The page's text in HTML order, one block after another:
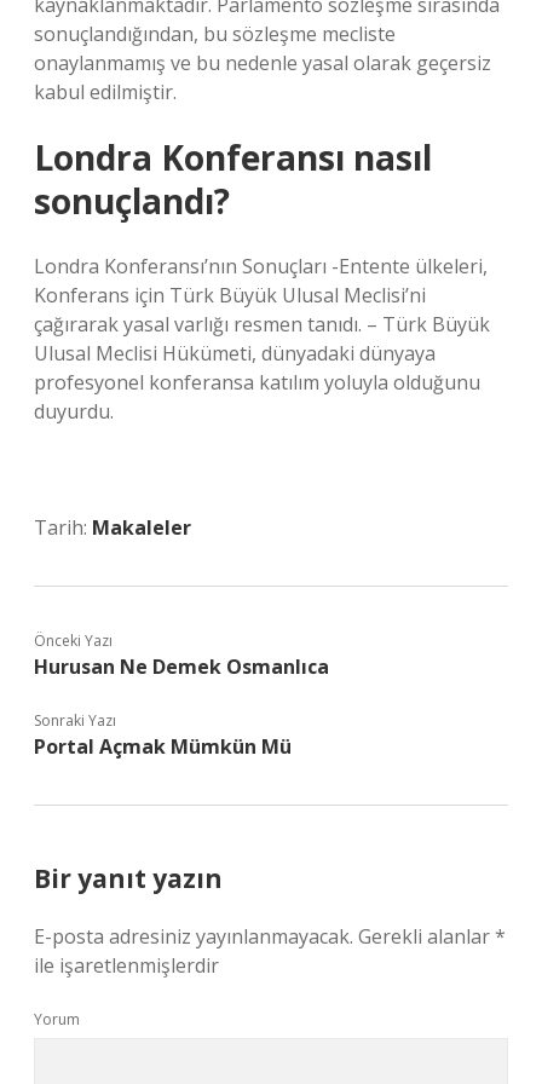
sonuçlandığından, bu sözleşme mecliste
onaylanmamış ve bu nedenle yasal olarak geçersiz
kabul edilmiştir.
Londra Konferansı nasıl
sonuçlandı?
Londra Konferansı’nın Sonuçları -Entente ülkeleri,
Konferans için Türk Büyük Ulusal Meclisi’ni
çağırarak yasal varlığı resmen tanıdı. – Türk Büyük
Ulusal Meclisi Hükümeti, dünyadaki dünyaya
profesyonel konferansa katılım yoluyla olduğunu
duyurdu.
Tarih: Makaleler
Önceki Yazı
Hurusan Ne Demek Osmanlıca
Sonraki Yazı
Portal Açmak Mümkün Mü
Bir yanıt yazın
E-posta adresiniz yayınlanmayacak. Gerekli alanlar*
ile işaretlenmişlerdir
Yorum